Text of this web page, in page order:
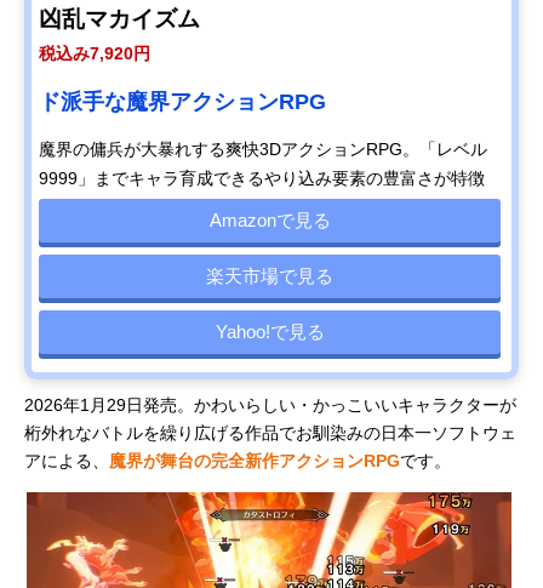
凶乱マカイズム
税込み7,920円
ド派手な魔界アクションRPG
魔界の傭兵が大暴れする爽快3DアクションRPG。「レベル
9999」までキャラ育成できるやり込み要素の豊富さが特徴
Amazonで見る
楽天市場で見る
Yahoo!で見る
2026年1月29日発売。かわいらしい・かっこいいキャラクターが
桁外れなバトルを繰り広げる作品でお馴染みの日本一ソフトウェ
アによる、 魔界が舞台の完全新作アクションRPGです。